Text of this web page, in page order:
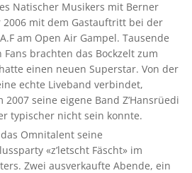
Natischer Musikers mit Berner
mit dem Gastauftritt bei der
am Open Air Gampel. Tausende
brachten das Bockzelt zum
einen neuen Superstar. Von der
echte Liveband verbindet,
seine eigene Band Z’Hansrüedi
typischer nicht sein konnte.
Omnitalent seine
«z’letscht Fäscht» im
Zwei ausverkaufte Abende, ein